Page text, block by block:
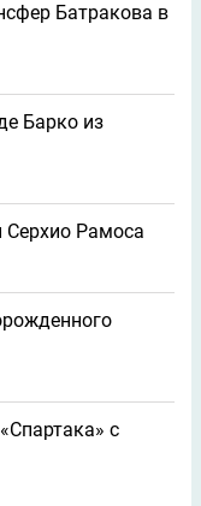
Батракова в
Барко из
Серхио Рамоса
с